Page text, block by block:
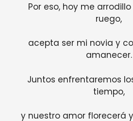
Por eso, hoy me
ruego,
acepta ser mi novia y
amanecer.
Juntos enfrentaremos
tiempo,
y nuestro amor florecerá